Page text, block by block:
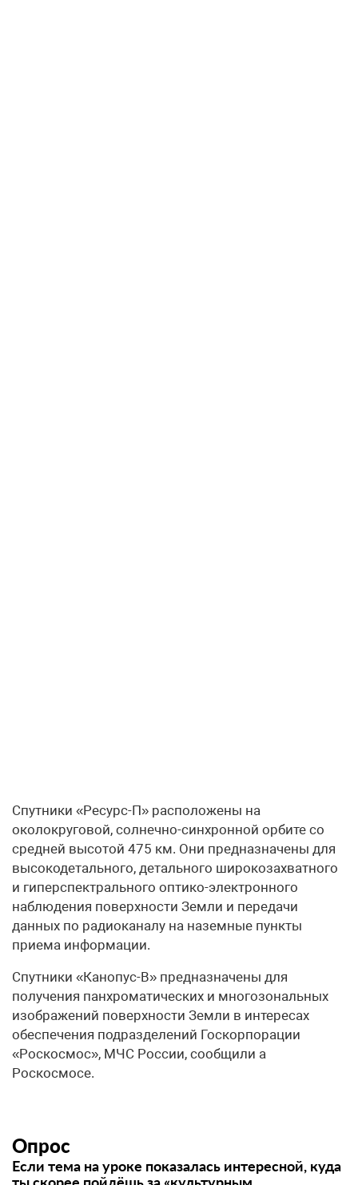
Спутники «Ресурс-П» расположены на
околокруговой, солнечно-синхронной орбите со
средней высотой 475 км. Они предназначены для
высокодетального, детального широкозахватного
и гиперспектрального оптико-электронного
наблюдения поверхности Земли и передачи
данных по радиоканалу на наземные пункты
приема информации.
Спутники «Канопус-В» предназначены для
получения панхроматических и многозональных
изображений поверхности Земли в интересах
обеспечения подразделений Госкорпорации
«Роскосмос», МЧС России, сообщили а
Роскосмосе.
Опрос
Если тема на уроке показалась интересной, куда